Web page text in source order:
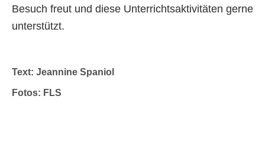
Besuch freut und diese Unterrichtsaktivitäten gerne
unterstützt.
Text: Jeannine Spaniol
Fotos: FLS